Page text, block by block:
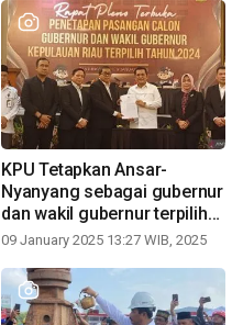
KPU Tetapkan Ansar-
Nyanyang sebagai gubernur
dan wakil gubernur terpilih
periode 2025-2030
09 January 2025 13:27 WIB, 2025